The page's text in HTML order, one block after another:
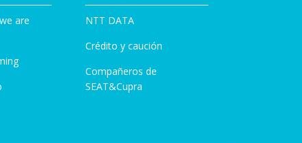
are
NTT DATA
Crédito y caución
Compañeros de
SEAT&Cupra